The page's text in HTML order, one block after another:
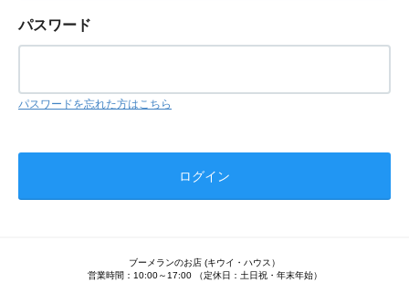
パスワード
パスワードを忘れた方はこちら
ブーメランのお店 (キウイ・ハウス）
営業時間：10:00～17:00 （定休日：土日祝・年末年始）